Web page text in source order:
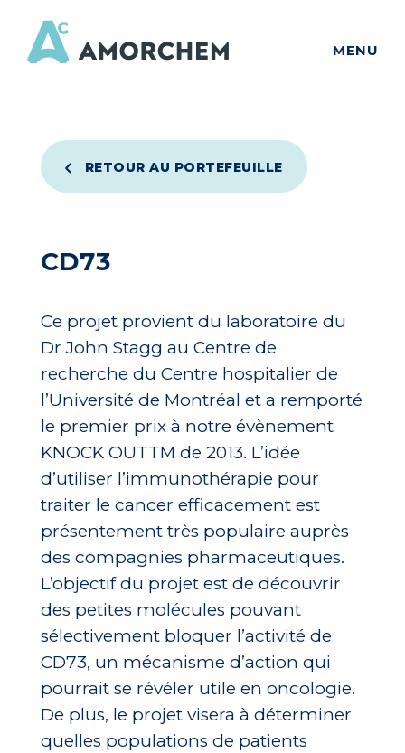
MENU
RETOUR AU PORTEFEUILLE
CD73
Ce projet provient du laboratoire du
Dr John Stagg au Centre de
recherche du Centre hospitalier de
l’Université de Montréal et a remporté
le premier prix à notre évènement
KNOCK OUTTM de 2013. L’idée
d’utiliser l’immunothérapie pour
traiter le cancer efficacement est
présentement très populaire auprès
des compagnies pharmaceutiques.
L’objectif du projet est de découvrir
des petites molécules pouvant
sélectivement bloquer l’activité de
CD73, un mécanisme d’action qui
pourrait se révéler utile en oncologie.
De plus, le projet visera à déterminer
quelles populations de patients